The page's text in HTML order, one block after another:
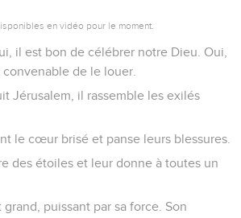
en vidéo pour le moment.
il est bon de célébrer notre Dieu. Oui,
de le louer.
Jérusalem, il rassemble les exilés
le cœur brisé et panse leurs blessures.
des étoiles et leur donne à toutes un
puissant par sa force. Son